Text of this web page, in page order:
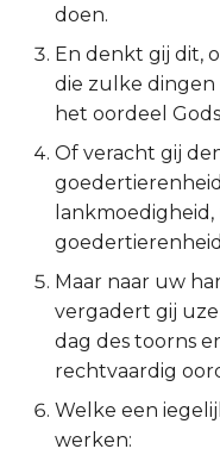
Ruth
1 Samuël
2 Samuël
2 Koningen
1 Kronieken
2 Kronieken
doen.
En denkt gij dit,
die zulke dingen
het oordeel
Of veracht gij
Maar naar uw
vergadert gij
dag des toorns
rechtvaardig
Welke een
werken: